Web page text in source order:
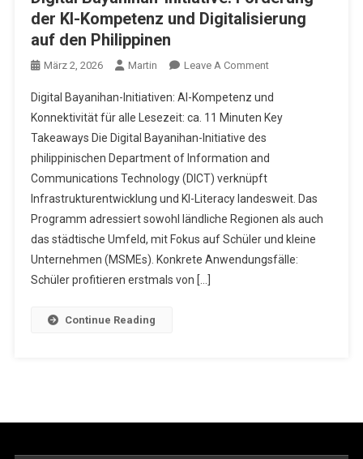
der KI-Kompetenz und Digitalisierung
auf den Philippinen
März 2, 2026 Martin Leave A CommentOn
Bayanihan-
Initiative:
Der
Kompetenz
Digitalisierung
Digital Bayanihan-Initiativen: AI-Kompetenz und
Konnektivität für alle Lesezeit: ca. 11 Minuten Key
Takeaways Die Digital Bayanihan-Initiative des
philippinischen Department of Information and
Communications Technology (DICT) verknüpft
Infrastrukturentwicklung und KI-Literacy landesweit. Das
Programm adressiert sowohl ländliche Regionen als auch
das städtische Umfeld, mit Fokus auf Schüler und kleine
Unternehmen (MSMEs). Konkrete Anwendungsfälle:
Schüler profitieren erstmals von […]
Continue Reading